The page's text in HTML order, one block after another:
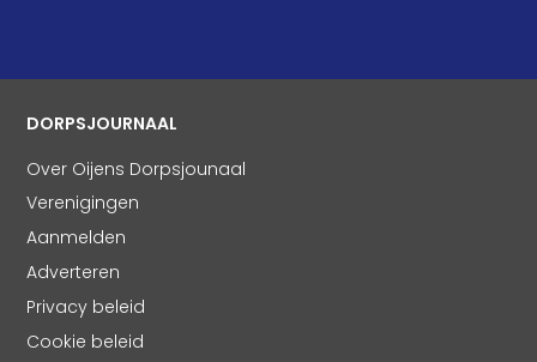
DORPSJOURNAAL
Over Oijens Dorpsjounaal
Verenigingen
Aanmelden
Adverteren
Privacy beleid
Cookie beleid